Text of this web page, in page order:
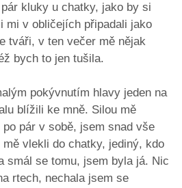
kluky u chatky, jako by si
mi v obličejích připadali jako
tváři, v ten večer mě nějak
bych to jen tušila.
pokývnutím hlavy jeden na
blížili ke mně. Silou mě
pár v sobě, jsem snad vše
vlekli do chatky, jediný, kdo
smál se tomu, jsem byla já. Nic
rtech, nechala jsem se